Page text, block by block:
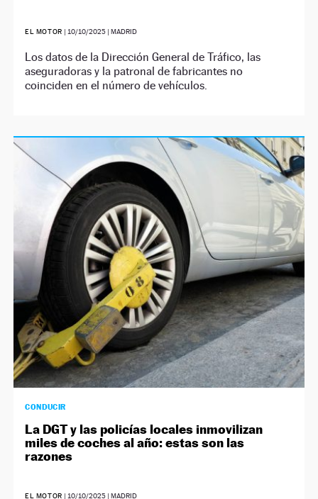
EL MOTOR | 10/10/2025| MADRID
Los datos de la Dirección General de Tráfico, las
aseguradoras y la patronal de fabricantes no
coinciden en el número de vehículos.
CONDUCIR
La DGT y las policías locales inmovilizan
miles de coches al año: estas son las
razones
EL MOTOR | 10/10/2025| MADRID